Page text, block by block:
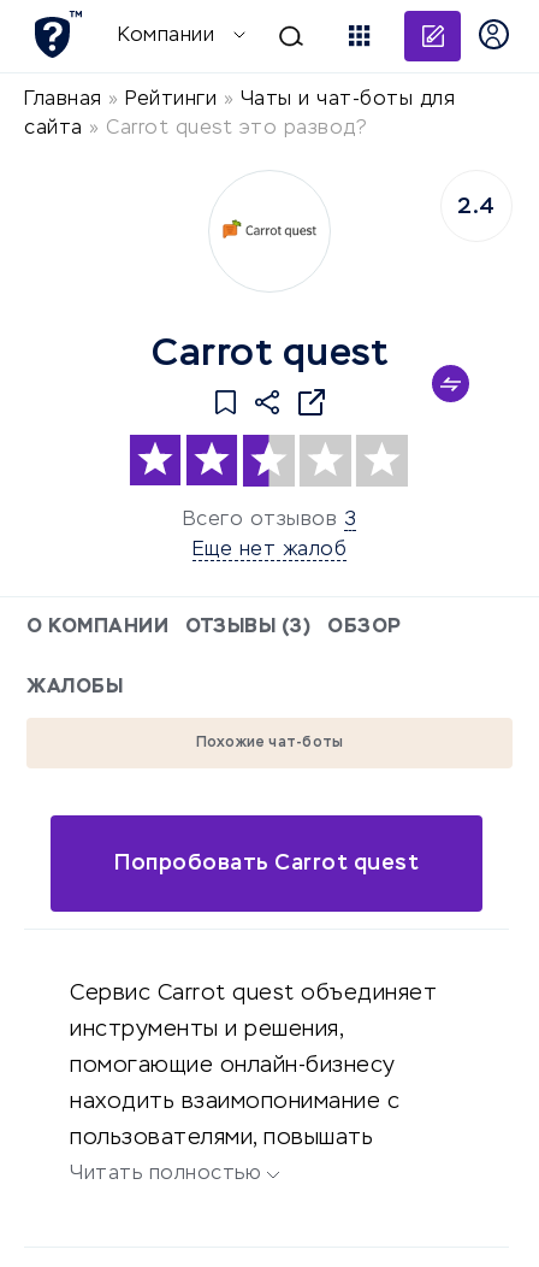
Компании
Главная » Рейтинги » Чаты и чат-боты для
сайта » Carrot quest это развод?
Carrot quest
Всего отзывов 3
Еще нет жалоб
2.4
О КОМПАНИИ ОТЗЫВЫ (3) ОБЗОР
ЖАЛОБЫ
Похожие чат-боты
Попробовать Carrot quest
Сервис Carrot quest объединяет
инструменты и решения,
помогающие онлайн-бизнесу
находить взаимопонимание с
пользователями, повышать
конверсию и увеличивать
Читать полностью